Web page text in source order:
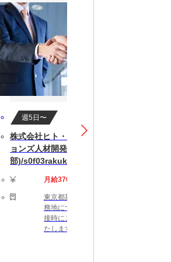
週5日〜
株式会社ヒト・コミュニケーシ
ョンズ人材開発本部 (営業1
部)/s0f03rakukiti01
月給370,000円〜
東京都新宿区 ※詳細な勤
務地につきましては、面
接時にご確認をお願いい
たします。 (東新宿駅)